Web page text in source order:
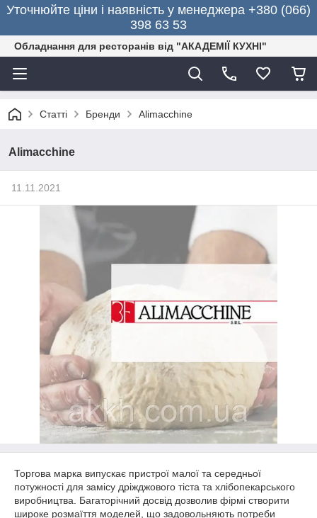
Уточнюйте ціни і наявність у менеджера +380 (066)
398 63 53
Обладнання для ресторанів від "АКАДЕМІЇ КУХНІ"
Статті Бренди Alimacchine
Alimacchine
11.11.2021
Торгова марка випускає пристрої малої та середньої
потужності для замісу дріжджового тіста та хлібопекарського
виробництва. Багаторічний досвід дозволив фірмі створити
широке розмаїття моделей, що задовольняють потреби